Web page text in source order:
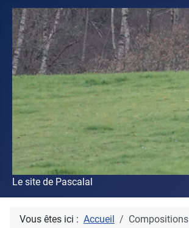
Le site de Pascalal
Vous êtes ici : Accueil Compositions